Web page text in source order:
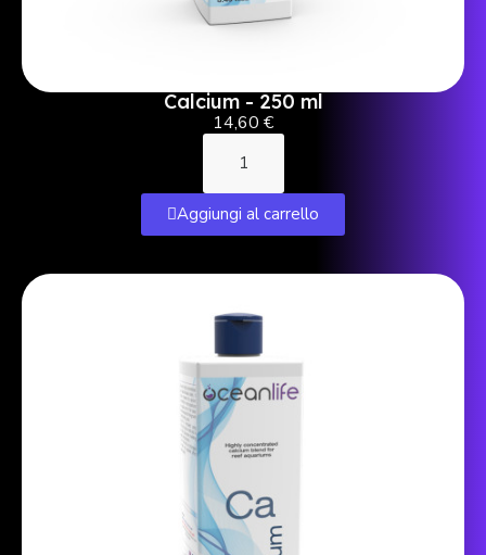
Calcium - 250 ml
14,60 €
Aggiungi al carrello